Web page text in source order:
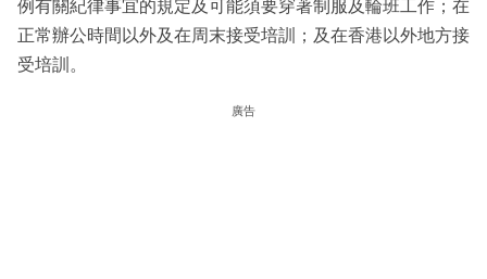
例有關紀律事宜的規定及可能須要穿著制服及輪班工作；在
正常辦公時間以外及在周末接受培訓；及在香港以外地方接
受培訓。
廣告